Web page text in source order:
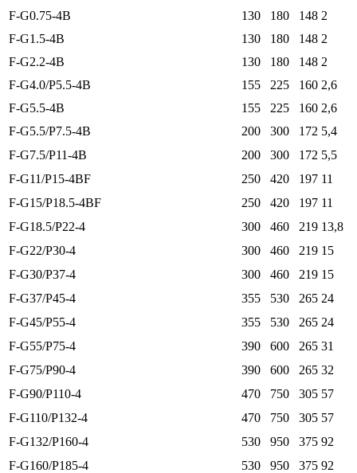
F-G0.75-4B
130 180 148 2
F-G1.5-4B
130 180 148 2
F-G2.2-4B
130 180 148 2
F-G4.0/P5.5-4B
155 225 160 2,6
F-G5.5-4B
155 225 160 2,6
F-G5.5/P7.5-4B
200 300 172 5,4
F-G7.5/P11-4B
200 300 172 5,5
F-G11/P15-4BF
250 420 197 11
F-G15/P18.5-4BF
250 420 197 11
F-G18.5/P22-4
300 460 219 13,8
F-G22/P30-4
300 460 219 15
F-G30/P37-4
300 460 219 15
F-G37/P45-4
355 530 265 24
F-G45/P55-4
355 530 265 24
F-G55/P75-4
390 600 265 31
F-G75/P90-4
390 600 265 32
F-G90/P110-4
470 750 305 57
F-G110/P132-4
470 750 305 57
F-G132/P160-4
530 950 375 92
F-G160/P185-4
530 950 375 92